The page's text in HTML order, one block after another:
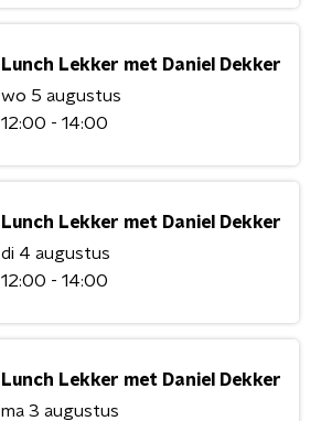
Lunch Lekker met Daniel Dekker
wo 5 augustus
12:00 - 14:00
Lunch Lekker met Daniel Dekker
di 4 augustus
12:00 - 14:00
Lunch Lekker met Daniel Dekker
ma 3 augustus